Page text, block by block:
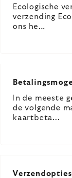
Ecologische
verzending
ons he...
In de meeste
de volgende
kaartbeta...
Verzendopties